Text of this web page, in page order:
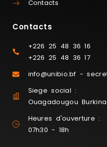
Contacts
Contacts
+226 25 48 36 16
+226 25 48 36 17
info@unibio.bf -
Siege social :
Ouagadougou
Heures d'ouverture :
07h30 - 18h